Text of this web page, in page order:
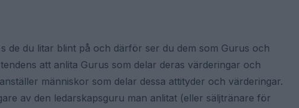
de du litar blint på och därför ser du dem som Gurus och
att anlita Gurus som delar deras värderingar och
människor som delar dessa attityder och värderingar.
av den ledarskapsguru man anlitat (eller säljtränare för